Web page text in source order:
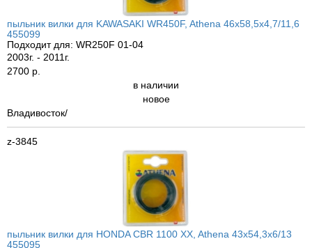
пыльник вилки для KAWASAKI WR450F, Athena 46x58,5x4,7/11,6
455099
Подходит для: WR250F 01-04
2003г. - 2011г.
2700 р.
в наличии
новое
Владивосток/
z-3845
пыльник вилки для HONDA CBR 1100 XX, Athena 43x54,3x6/13
455095